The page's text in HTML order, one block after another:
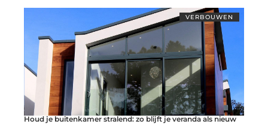
VERBOUWEN
Houd je buitenkamer stralend: zo blijft je veranda als nieuw